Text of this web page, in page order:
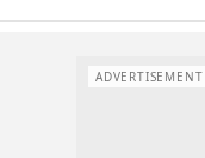
ADVERTISEMENT